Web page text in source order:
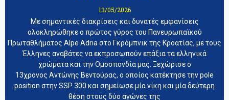
13/05/2026
Με σημαντικές διακρίσεις και δυνατές εμφανίσεις
ολοκληρώθηκε ο πρώτος γύρος του Πανευρωπαϊκού
Πρωταθλήματος Alpe Adria στο Γκρόμπνικ της Κροατίας, με τους
Έλληνες αναβάτες να εκπροσωπούν επάξια τα ελληνικά
χρώματα και την Ομοσπονδία μας. Ξεχώρισε ο
13χρονος Αντώνης Βεντούρας, ο οποίος κατέκτησε την pole
position στην SSP 300 και σημείωσε μία νίκη και μία δεύτερη
θέση στους δύο αγώνες της